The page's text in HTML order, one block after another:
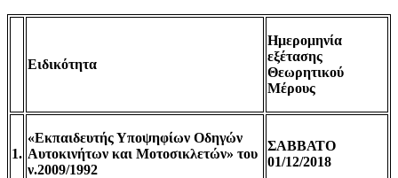
Ειδικότητα
Ημερομηνία
εξέτασης
Θεωρητικού
Μέρους
1.
«Εκπαιδευτής Υποψηφίων Οδηγών
Αυτοκινήτων και Μοτοσικλετών» του
ν.2009/1992
ΣΑΒΒΑΤΟ
01/12/2018